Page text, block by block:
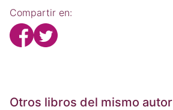
Compartir en:
Otros libros del mismo autor